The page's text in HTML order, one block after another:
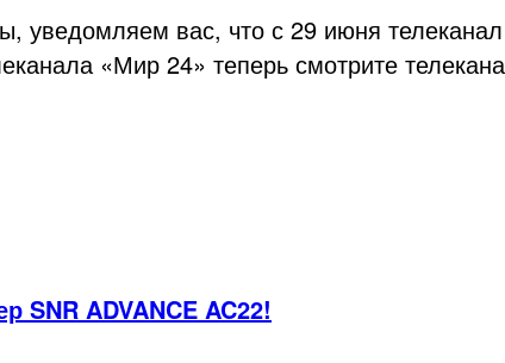
уведомляем вас, что с 29 июня
«Мир 24» теперь смотрите
SNR ADVANCE AC22!